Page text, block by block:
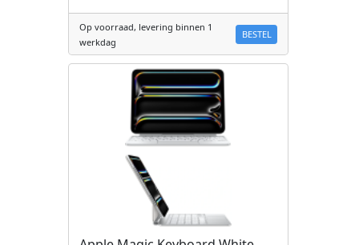
Op voorraad, levering binnen 1
werkdag
BESTEL